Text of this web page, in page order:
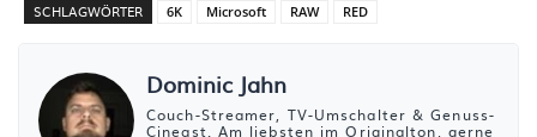
SCHLAGWÖRTER 6K Microsoft RAW RED
Dominic Jahn
Couch-Streamer, TV-Umschalter & Genuss-
Cineast. Am liebsten im Originalton, gerne